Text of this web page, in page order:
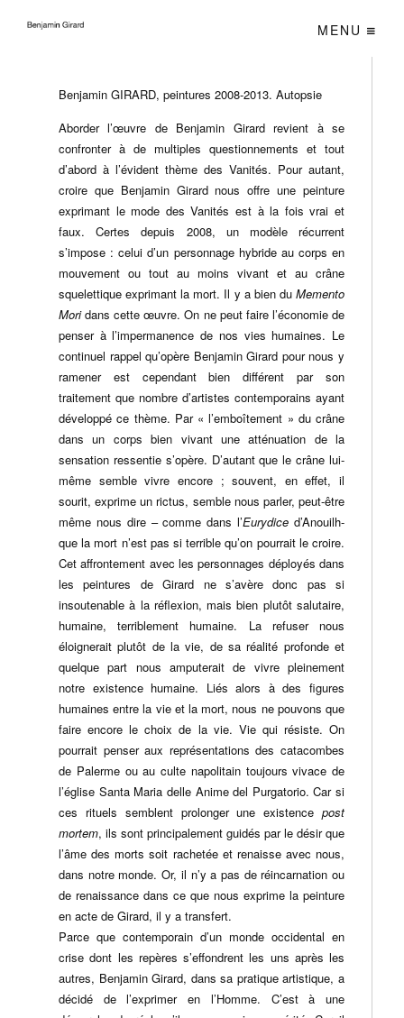
MENU
Benjamin GIRARD, peintures 2008-2013. Autopsie
Aborder l’œuvre de Benjamin Girard revient à se
confronter à de multiples questionnements et tout
d’abord à l’évident thème des Vanités. Pour autant,
croire que Benjamin Girard nous offre une peinture
exprimant le mode des Vanités est à la fois vrai et
faux. Certes depuis 2008, un modèle récurrent
s’impose : celui d’un personnage hybride au corps en
mouvement ou tout au moins vivant et au crâne
squelettique exprimant la mort. Il y a bien du Memento
Moridans cette œuvre. On ne peut faire l’économie de
penser à l’impermanence de nos vies humaines. Le
continuel rappel qu’opère Benjamin Girard pour nous y
ramener est cependant bien différent par son
traitement que nombre d’artistes contemporains ayant
développé ce thème. Par « l’emboîtement » du crâne
dans un corps bien vivant une atténuation de la
sensation ressentie s’opère. D’autant que le crâne lui-
même semble vivre encore ; souvent, en effet, il
sourit, exprime un rictus, semble nous parler, peut-être
même nous dire – comme dans l’Eurydice d’Anouilh-
que la mort n’est pas si terrible qu’on pourrait le croire.
Cet affrontement avec les personnages déployés dans
les peintures de Girard ne s’avère donc pas si
insoutenable à la réflexion, mais bien plutôt salutaire,
humaine, terriblement humaine. La refuser nous
éloignerait plutôt de la vie, de sa réalité profonde et
quelque part nous amputerait de vivre pleinement
notre existence humaine. Liés alors à des figures
humaines entre la vie et la mort, nous ne pouvons que
faire encore le choix de la vie. Vie qui résiste. On
pourrait penser aux représentations des catacombes
de Palerme ou au culte napolitain toujours vivace de
l’église Santa Maria delle Anime del Purgatorio. Car si
ces rituels semblent prolonger une existence post
mortem, ils sont principalement guidés par le désir que
l’âme des morts soit rachetée et renaisse avec nous,
dans notre monde. Or, il n’y a pas de réincarnation ou
de renaissance dans ce que nous exprime la peinture
en acte de Girard, il y a transfert.
Parce que contemporain d’un monde occidental en
crise dont les repères s’effondrent les uns après les
autres, Benjamin Girard, dans sa pratique artistique, a
décidé de l’exprimer en l’Homme. C’est à une